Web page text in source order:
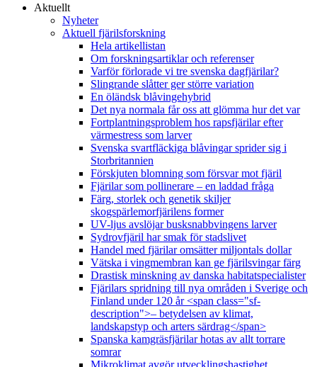
Aktuellt
Nyheter
Aktuell fjärilsforskning
Hela artikellistan
Om forskningsartiklar och referenser
Varför förlorade vi tre svenska dagfjärilar?
Slingrande slåtter ger större variation
En öländsk blåvingehybrid
Det nya normala får oss att glömma hur det var
Fortplantningsproblem hos rapsfjärilar efter
värmestress som larver
Svenska svartfläckiga blåvingar sprider sig i
Storbritannien
Förskjuten blomning som försvar mot fjäril
Fjärilar som pollinerare – en laddad fråga
Färg, storlek och genetik skiljer
skogspärlemorfjärilens former
UV-ljus avslöjar busksnabbvingens larver
Sydrovfjäril har smak för stadslivet
Handel med fjärilar omsätter miljontals dollar
Vätska i vingmembran kan ge fjärilsvingar färg
Drastisk minskning av danska habitatspecialister
Fjärilars spridning till nya områden i Sverige och
Finland under 120 år <span class="sf-
description">– betydelsen av klimat,
landskapstyp och arters särdrag</span>
Spanska kamgräsfjärilar hotas av allt torrare
somrar
Mikroklimat avgör utvecklingshastighet